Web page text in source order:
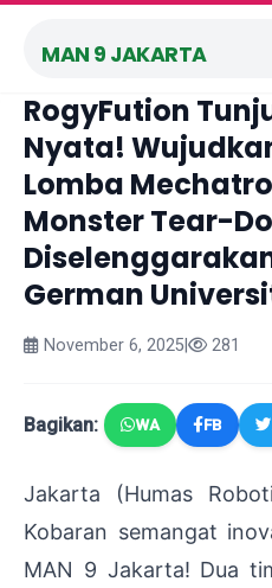
MAN 9 JAKARTA
RogyFution
Nyata!
Lomba
Monster Tear-
German
November 6, 2025 281
Bagikan: WA FB
Jakarta (Humas
Kobaran semangat
MAN 9 Jakarta! Dua